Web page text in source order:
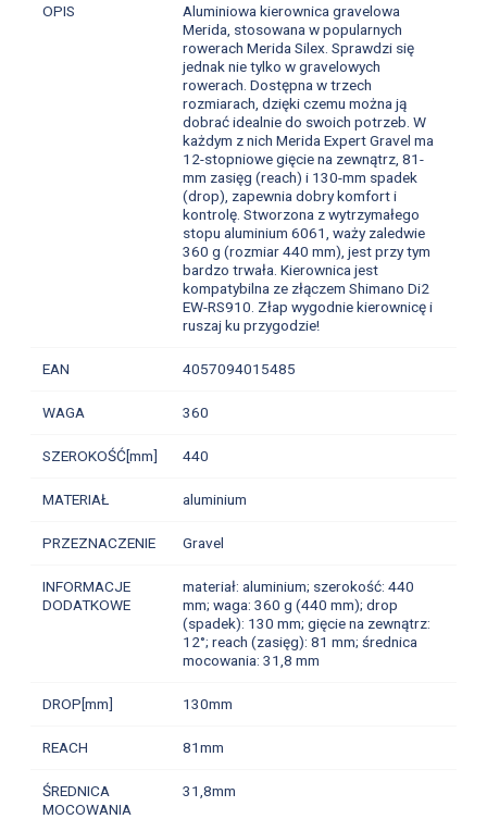
OPIS
Aluminiowa kierownica gravelowa
Merida, stosowana w popularnych
rowerach Merida Silex. Sprawdzi się
jednak nie tylko w gravelowych
rowerach. Dostępna w trzech
rozmiarach, dzięki czemu można ją
dobrać idealnie do swoich potrzeb. W
każdym z nich Merida Expert Gravel ma
12-stopniowe gięcie na zewnątrz, 81-
mm zasięg (reach) i 130-mm spadek
(drop), zapewnia dobry komfort i
kontrolę. Stworzona z wytrzymałego
stopu aluminium 6061, waży zaledwie
360 g (rozmiar 440 mm), jest przy tym
bardzo trwała. Kierownica jest
kompatybilna ze złączem Shimano Di2
EW-RS910. Złap wygodnie kierownicę i
ruszaj ku przygodzie!
EAN 4057094015485
WAGA 360
SZEROKOŚĆ[mm] 440
MATERIAŁ aluminium
PRZEZNACZENIE Gravel
INFORMACJE
DODATKOWE
materiał: aluminium; szerokość: 440
mm; waga: 360 g (440 mm); drop
(spadek): 130 mm; gięcie na zewnątrz:
12°; reach (zasięg): 81 mm; średnica
mocowania: 31,8 mm
DROP[mm] 130mm
REACH 81mm
ŚREDNICA
MOCOWANIA
31,8mm